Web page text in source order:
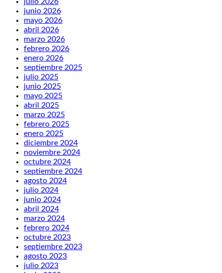
junio 2026
mayo 2026
abril 2026
marzo 2026
febrero 2026
enero 2026
septiembre 2025
julio 2025
junio 2025
mayo 2025
abril 2025
marzo 2025
febrero 2025
enero 2025
diciembre 2024
noviembre 2024
octubre 2024
septiembre 2024
agosto 2024
julio 2024
junio 2024
abril 2024
marzo 2024
febrero 2024
octubre 2023
septiembre 2023
agosto 2023
julio 2023